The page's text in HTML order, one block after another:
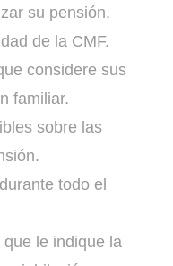
su pensión,
de la CMF.
considere sus
familiar.
sobre las
todo el
le indique la